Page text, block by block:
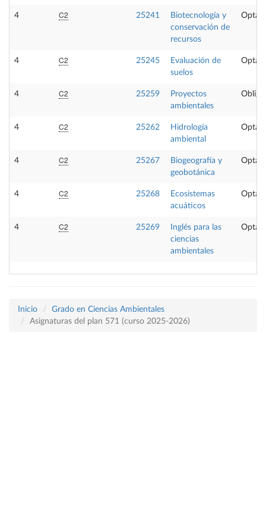
4 C2 25241
Biotecnología y
conservación de
recursos
4 C2 25245
Evaluación de
suelos
4 C2 25259
Proyectos
ambientales
4 C2 25262
Hidrología
ambiental
4 C2 25267
Biogeografía y
geobotánica
4 C2 25268
Ecosistemas
acuáticos
4 C2 25269
Inglés para las
ciencias
ambientales
Inicio
Grado en Ciencias Ambientales
Asignaturas del plan 571 (curso 2025-2026)